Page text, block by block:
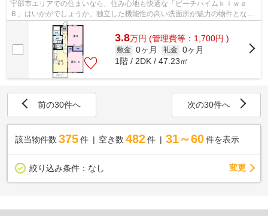
宇部市エリアでの住まいなら、住み心地も快適な「ビーチハイムｋｉｗａ
Ｂ」はいかがでしょうか。独立した機能性の高い洗面所が魅力の物件となっ
ています。駐輪場付きのアパートです...
3.8万円 (管理費等：1,700円 )
敷金 0ヶ月 礼金 0ヶ月
1階 / 2DK / 47.23㎡
前の30件へ 次の30件へ
該当物件数 375件 空き数 482 件 31～60 件を表示
絞り込み条件： なし 変更